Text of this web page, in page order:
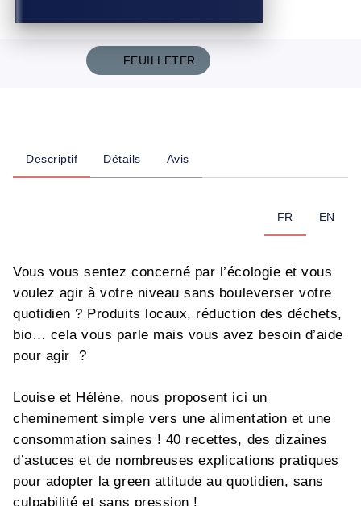
FEUILLETER
Descriptif Détails Avis
FR EN
Vous vous sentez concerné par l’écologie et vous
voulez agir à votre niveau sans bouleverser votre
quotidien ? Produits locaux, réduction des déchets,
bio… cela vous parle mais vous avez besoin d’aide
pour agir ?
Louise et Hélène, nous proposent ici un
cheminement simple vers une alimentation et une
consommation saines ! 40 recettes, des dizaines
d’astuces et de nombreuses explications pratiques
pour adopter la green attitude au quotidien, sans
culpabilité et sans pression !